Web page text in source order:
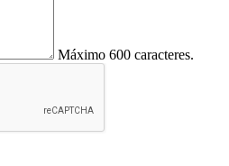
Máximo 600 caracteres.